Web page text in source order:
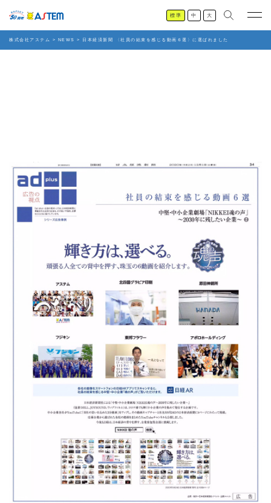
標準 中 大
株式会社アステム > NEWS > 日本経済新聞 〈社員の結束を感じる動画６選〉に選ばれました